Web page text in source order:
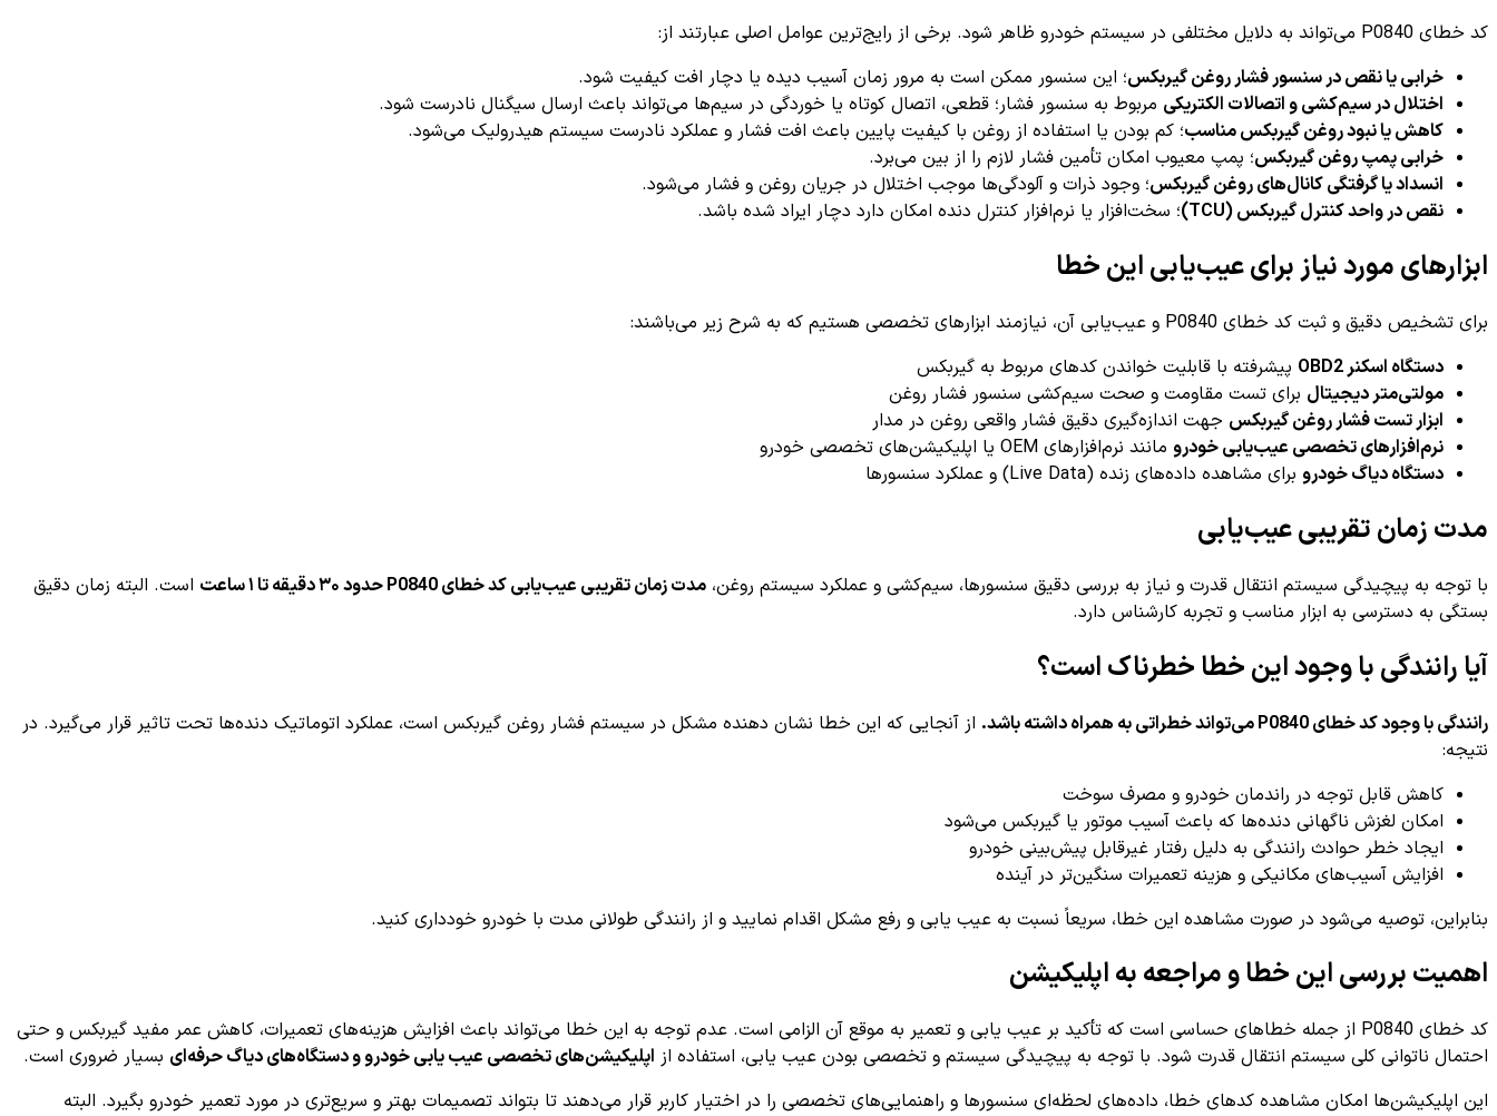
کد خطای P0840 می‌تواند به دلایل مختلفی در سیستم خودرو ظاهر شود. برخی از رایج‌ترین عوامل اصلی عبارتند از:
خرابی یا نقص در سنسور فشار روغن گیربکس؛ این سنسور ممکن است به مرور زمان آسیب دیده یا دچار افت کیفیت شود.
اختلال در سیم‌کشی و اتصالات الکتریکی مربوط به سنسور فشار؛ قطعی، اتصال کوتاه یا خوردگی در سیم‌ها می‌تواند باعث ارسال سیگنال نادرست شود.
کاهش یا نبود روغن گیربکس مناسب؛ کم بودن یا استفاده از روغن با کیفیت پایین باعث افت فشار و عملکرد نادرست سیستم هیدرولیک می‌شود.
خرابی پمپ روغن گیربکس؛ پمپ معیوب امکان تأمین فشار لازم را از بین می‌برد.
انسداد یا گرفتگی کانال‌های روغن گیربکس؛ وجود ذرات و آلودگی‌ها موجب اختلال در جریان روغن و فشار می‌شود.
نقص در واحد کنترل گیربکس (TCU)
؛ سخت‌افزار یا نرم‌افزار کنترل دنده امکان دارد دچار ایراد شده باشد.
ابزارهای مورد نیاز برای عیب‌یابی این خطا
برای تشخیص دقیق و ثبت کد خطای P0840 و عیب‌یابی آن، نیازمند ابزارهای تخصصی هستیم که به شرح زیر می‌باشند:
دستگاه اسکنر OBD2
پیشرفته با قابلیت خواندن کدهای مربوط به گیربکس
مولتی‌متر دیجیتال برای تست مقاومت و صحت سیم‌کشی سنسور فشار روغن
ابزار تست فشار روغن گیربکس جهت اندازه‌گیری دقیق فشار واقعی روغن در مدار
نرم‌افزارهای تخصصی عیب‌یابی خودرو مانند نرم‌افزارهای OEM یا اپلیکیشن‌های تخصصی خودرو
دستگاه دیاگ خودرو برای مشاهده داده‌های زنده (Live Data) و عملکرد سنسورها
مدت زمان تقریبی عیب‌یابی
با توجه به پیچیدگی سیستم انتقال قدرت و نیاز به بررسی دقیق سنسورها، سیم‌کشی و عملکرد سیستم روغن، مدت زمان تقریبی عیب‌یابی کد خطای P0840 حدود ۳۰ دقیقه تا ۱ ساعت
است. البته زمان دقیق
بستگی به دسترسی به ابزار مناسب و تجربه کارشناس دارد.
آیا رانندگی با وجود این خطا خطرناک است؟
رانندگی با وجود کد خطای P0840 می‌تواند خطراتی به همراه داشته باشد.
از آنجایی که این خطا نشان دهنده مشکل در سیستم فشار روغن گیربکس است، عملکرد اتوماتیک دنده‌ها تحت تاثیر قرار می‌گیرد. در
نتیجه:
کاهش قابل توجه در راندمان خودرو و مصرف سوخت
امکان لغزش ناگهانی دنده‌ها که باعث آسیب موتور یا گیربکس می‌شود
ایجاد خطر حوادث رانندگی به دلیل رفتار غیرقابل پیش‌بینی خودرو
افزایش آسیب‌های مکانیکی و هزینه تعمیرات سنگین‌تر در آینده
بنابراین، توصیه می‌شود در صورت مشاهده این خطا، سریعاً نسبت به عیب یابی و رفع مشکل اقدام نمایید و از رانندگی طولانی مدت با خودرو خودداری کنید.
اهمیت بررسی این خطا و مراجعه به اپلیکیشن
کد خطای P0840 از جمله خطاهای حساسی است که تأکید بر عیب یابی و تعمیر به موقع آن الزامی است. عدم توجه به این خطا می‌تواند باعث افزایش هزینه‌های تعمیرات، کاهش عمر مفید گیربکس و حتی
احتمال ناتوانی کلی سیستم انتقال قدرت شود. با توجه به پیچیدگی سیستم و تخصصی بودن عیب یابی، استفاده از اپلیکیشن‌های تخصصی عیب یابی خودرو و دستگاه‌های دیاگ حرفه‌ای بسیار ضروری است.
این اپلیکیشن‌ها امکان مشاهده کدهای خطا، داده‌های لحظه‌ای سنسورها و راهنمایی‌های تخصصی را در اختیار کاربر قرار می‌دهند تا بتواند تصمیمات بهتر و سریع‌تری در مورد تعمیر خودرو بگیرد. البته